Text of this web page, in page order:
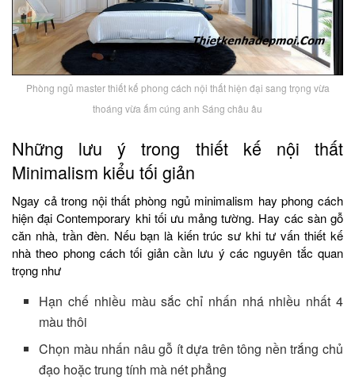
Phòng ngủ master thiết kế phong cách nội thất hiện đại sang trọng vừa
thoáng vừa ấm cúng anh Sáng châu âu
Những lưu ý trong thiết kế nội thất
Minimalism kiểu tối giản
Ngay cả trong nội thất phòng ngủ minimalism hay phong cách
hiện đại Contemporary khi tối ưu mảng tường. Hay các sàn gỗ
căn nhà, trần đèn. Nếu bạn là kiến trúc sư khi tư vấn thiết kế
nhà theo phong cách tối giản cần lưu ý các nguyên tắc quan
trọng như
Hạn chế nhiều màu sắc chỉ nhấn nhá nhiều nhất 4
màu thôi
Chọn màu nhấn nâu gỗ ít dựa trên tông nền trắng chủ
đạo hoặc trung tính mà nét phẳng